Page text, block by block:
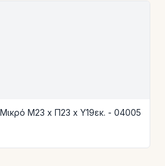
Μ23 x Π23 x Y19εκ. - 04005